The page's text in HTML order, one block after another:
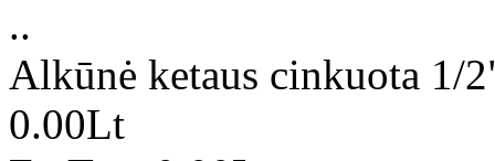
..
Alkūnė ketaus cinkuota 1/
0.00Lt